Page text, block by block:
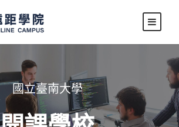
國立臺南大學